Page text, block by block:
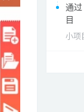
通
目
小项